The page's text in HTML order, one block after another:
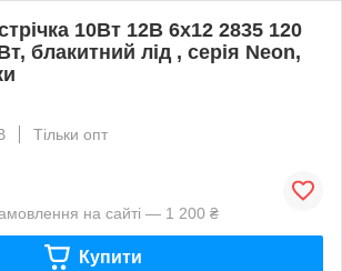
10Вт 12В 6х12 2835 120
блакитний лід , серія Neon,
Тільки опт
на сайті — 1 200 ₴
Купити